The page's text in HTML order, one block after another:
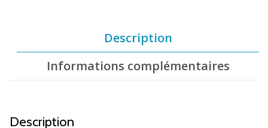
Description
Informations complémentaires
Description